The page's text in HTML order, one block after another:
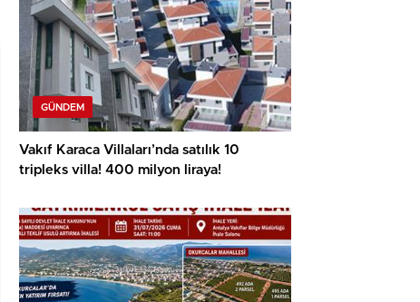
GÜNDEM
Vakıf Karaca Villaları’nda satılık 10
tripleks villa! 400 milyon liraya!